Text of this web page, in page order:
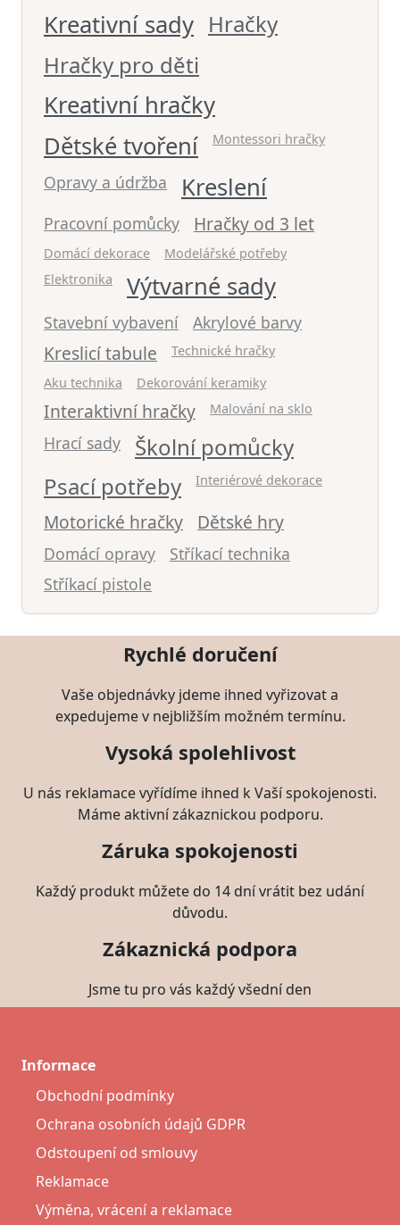
Kreativní sady Hračky
Hračky pro děti
Kreativní hračky
Dětské tvoření
Montessori hračky
Opravy a údržba Kreslení
Pracovní pomůcky Hračky od 3 let
Domácí dekorace
Modelářské potřeby
Elektronika
Výtvarné sady
Stavební vybavení Akrylové barvy
Kreslicí tabule
Technické hračky
Aku technika
Dekorování keramiky
Interaktivní hračky Malování na sklo
Hrací sady
Školní pomůcky
Psací potřeby
Interiérové dekorace
Motorické hračky Dětské hry
Domácí opravy
Stříkací technika
Stříkací pistole
Rychlé doručení
Vaše objednávky jdeme ihned vyřizovat a
expedujeme v nejbližším možném termínu.
Vysoká spolehlivost
U nás reklamace vyřídíme ihned k Vaší spokojenosti.
Máme aktivní zákaznickou podporu.
Záruka spokojenosti
Každý produkt můžete do 14 dní vrátit bez udání
důvodu.
Zákaznická podpora
Jsme tu pro vás každý všední den
Informace
Obchodní podmínky
Ochrana osobních údajů GDPR
Odstoupení od smlouvy
Reklamace
Výměna, vrácení a reklamace